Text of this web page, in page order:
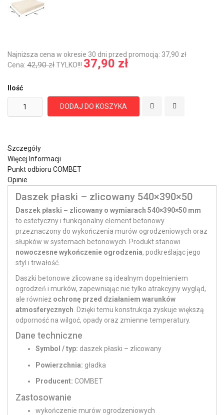
Najniższa cena w okresie 30 dni przed promocją: 37,90 zł
Cena: 42,90 złTYLKO!!! 37,90 zł
Ilość
DODAJ DO KOSZYKA
Szczegóły
Więcej Informacji
Punkt odbioru COMBET
Opinie
Daszek płaski – zlicowany 540×390×50
Daszek płaski – zlicowany o wymiarach 540×390×50 mm
to estetyczny i funkcjonalny element betonowy
przeznaczony do wykończenia murów ogrodzeniowych oraz
słupków w systemach betonowych. Produkt stanowi
nowoczesne wykończenie ogrodzenia, podkreślając jego
styl i trwałość.
Daszki betonowe zlicowane są idealnym dopełnieniem
ogrodzeń i murków, zapewniając nie tylko atrakcyjny wygląd,
ale również ochronę przed działaniem warunków
atmosferycznych . Dzięki temu konstrukcja zyskuje większą
odporność na wilgoć, opady oraz zmienne temperatury.
Dane techniczne
Symbol / typ: daszek płaski – zlicowany
Powierzchnia: gładka
Producent: COMBET
Zastosowanie
wykończenie murów ogrodzeniowych